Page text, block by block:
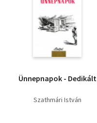
Ünnepnapok - Dedikált
Szathmári István